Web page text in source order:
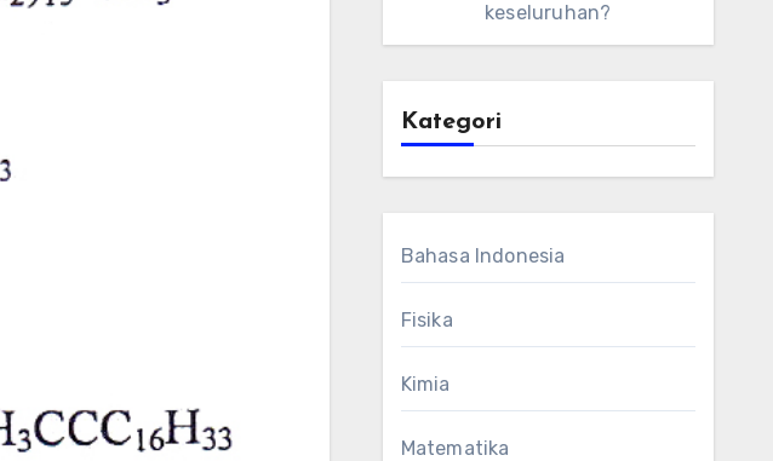
keseluruhan?
Kategori
Bahasa Indonesia
Fisika
Kimia
Matematika